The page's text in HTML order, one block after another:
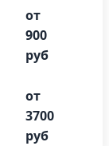
от
900
руб
от
3700
руб